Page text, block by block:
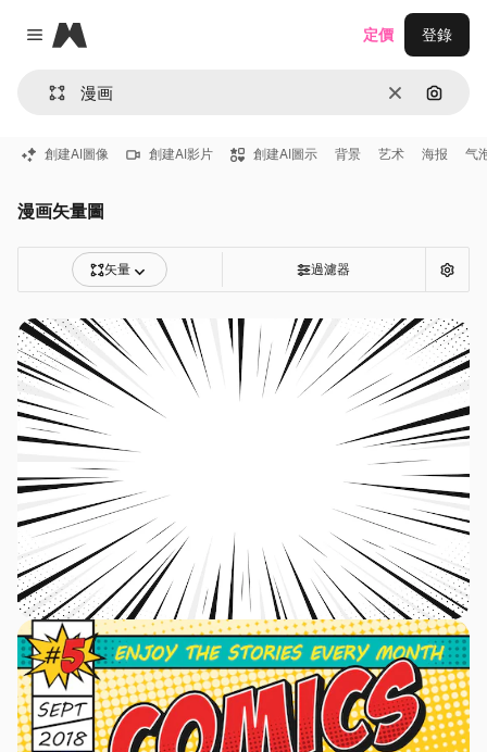
Close menu
Magnific
清除 通過圖
定價 登錄
創建AI圖像 創建AI影片 創建AI圖示 背景 艺术 海报 气
漫画矢量圖
矢量 過濾器